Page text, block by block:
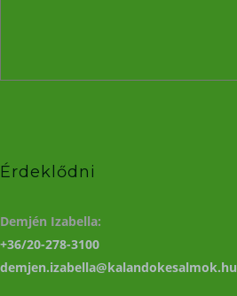
Érdeklődni
Demjén Izabella:
+36/20-278-3100
demjen.izabella@kalandokesalmok.hu